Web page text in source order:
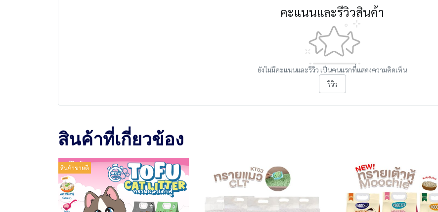
คะแนนและรีวิวสินค้า
ยังไม่มีคะแนนและรีวิว เป็นคนแรกที่แสดงความคิดเห็น
รีวิว
สินค้าที่เกี่ยวข้อง
สินค้าขายดี